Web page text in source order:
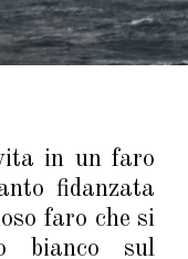
in un faro
fidanzata
faro che si
bianco sul